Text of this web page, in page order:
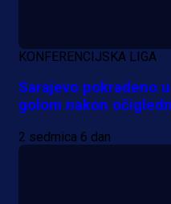
KONFERENCIJSKA LIGA
Sarajevo pokradeno
golom nakon
2 sedmica 6 dan